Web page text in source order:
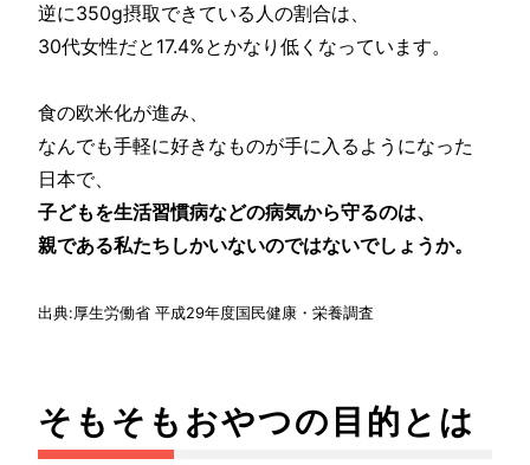
逆に350g摂取できている人の割合は、
30代女性だと17.4%とかなり低くなっています。
食の欧米化が進み、
なんでも手軽に好きなものが手に入るようになった
日本で、
子どもを生活習慣病などの病気から守るのは、
親である私たちしかいないのではないでしょうか。
出典:厚生労働省 平成29年度国民健康・栄養調査
そもそもおやつの目的とは